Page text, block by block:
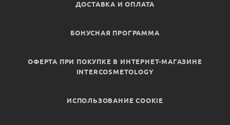
ДОСТАВКА И ОПЛАТА
БОНУСНАЯ ПРОГРАММА
ОФЕРТА ПРИ ПОКУПКЕ В ИНТЕРНЕТ-МАГАЗИНЕ
INTERCOSMETOLOGY
ИСПОЛЬЗОВАНИЕ COOKIE